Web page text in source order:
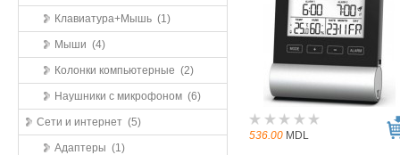
Клавиатура+Мышь (1)
Мыши (4)
Колонки компьютерные (2)
Наушники с микрофоном (6)
Сети и интернет (5)
Адаптеры (1)
536.00 MDL